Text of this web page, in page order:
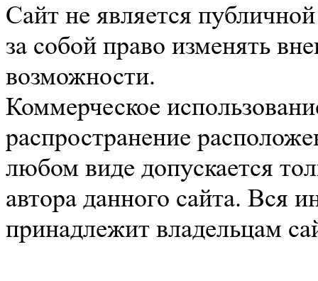
Сайт не является
за собой право изменять
возможности.
Коммерческое
распространение
любом виде допускается
автора данного сайта. Вся
принадлежит владельцам